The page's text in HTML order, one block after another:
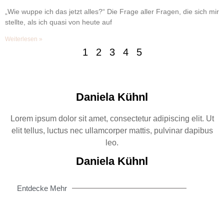
„Wie wuppe ich das jetzt alles?“ Die Frage aller Fragen, die sich mir
stellte, als ich quasi von heute auf
Weiterlesen »
1 2 3 4 5
Daniela Kühnl
Lorem ipsum dolor sit amet, consectetur adipiscing elit. Ut
elit tellus, luctus nec ullamcorper mattis, pulvinar dapibus
leo.
Daniela Kühnl
Entdecke Mehr